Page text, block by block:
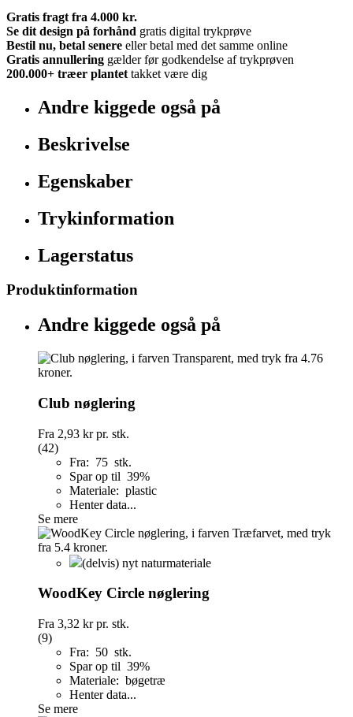
Gratis fragt fra 4.000 kr.
Se dit design på forhånd gratis digital trykprøve
Bestil nu, betal senere eller betal med det samme online
Gratis annullering gælder før godkendelse af trykprøven
200.000+ træer plantet takket være dig
Andre kiggede også på
Beskrivelse
Egenskaber
Trykinformation
Lagerstatus
Produktinformation
Andre kiggede også på
Club nøglering
Fra 2,93 krpr. stk.
(42)
Fra: 75 stk.
Spar op til 39%
Materiale: plastic
Henter data...
Se mere
(delvis) nyt naturmateriale
WoodKey Circle nøglering
Fra 3,32 krpr. stk.
(9)
Fra: 50 stk.
Spar op til 39%
Materiale: bøgetræ
Henter data...
Se mere